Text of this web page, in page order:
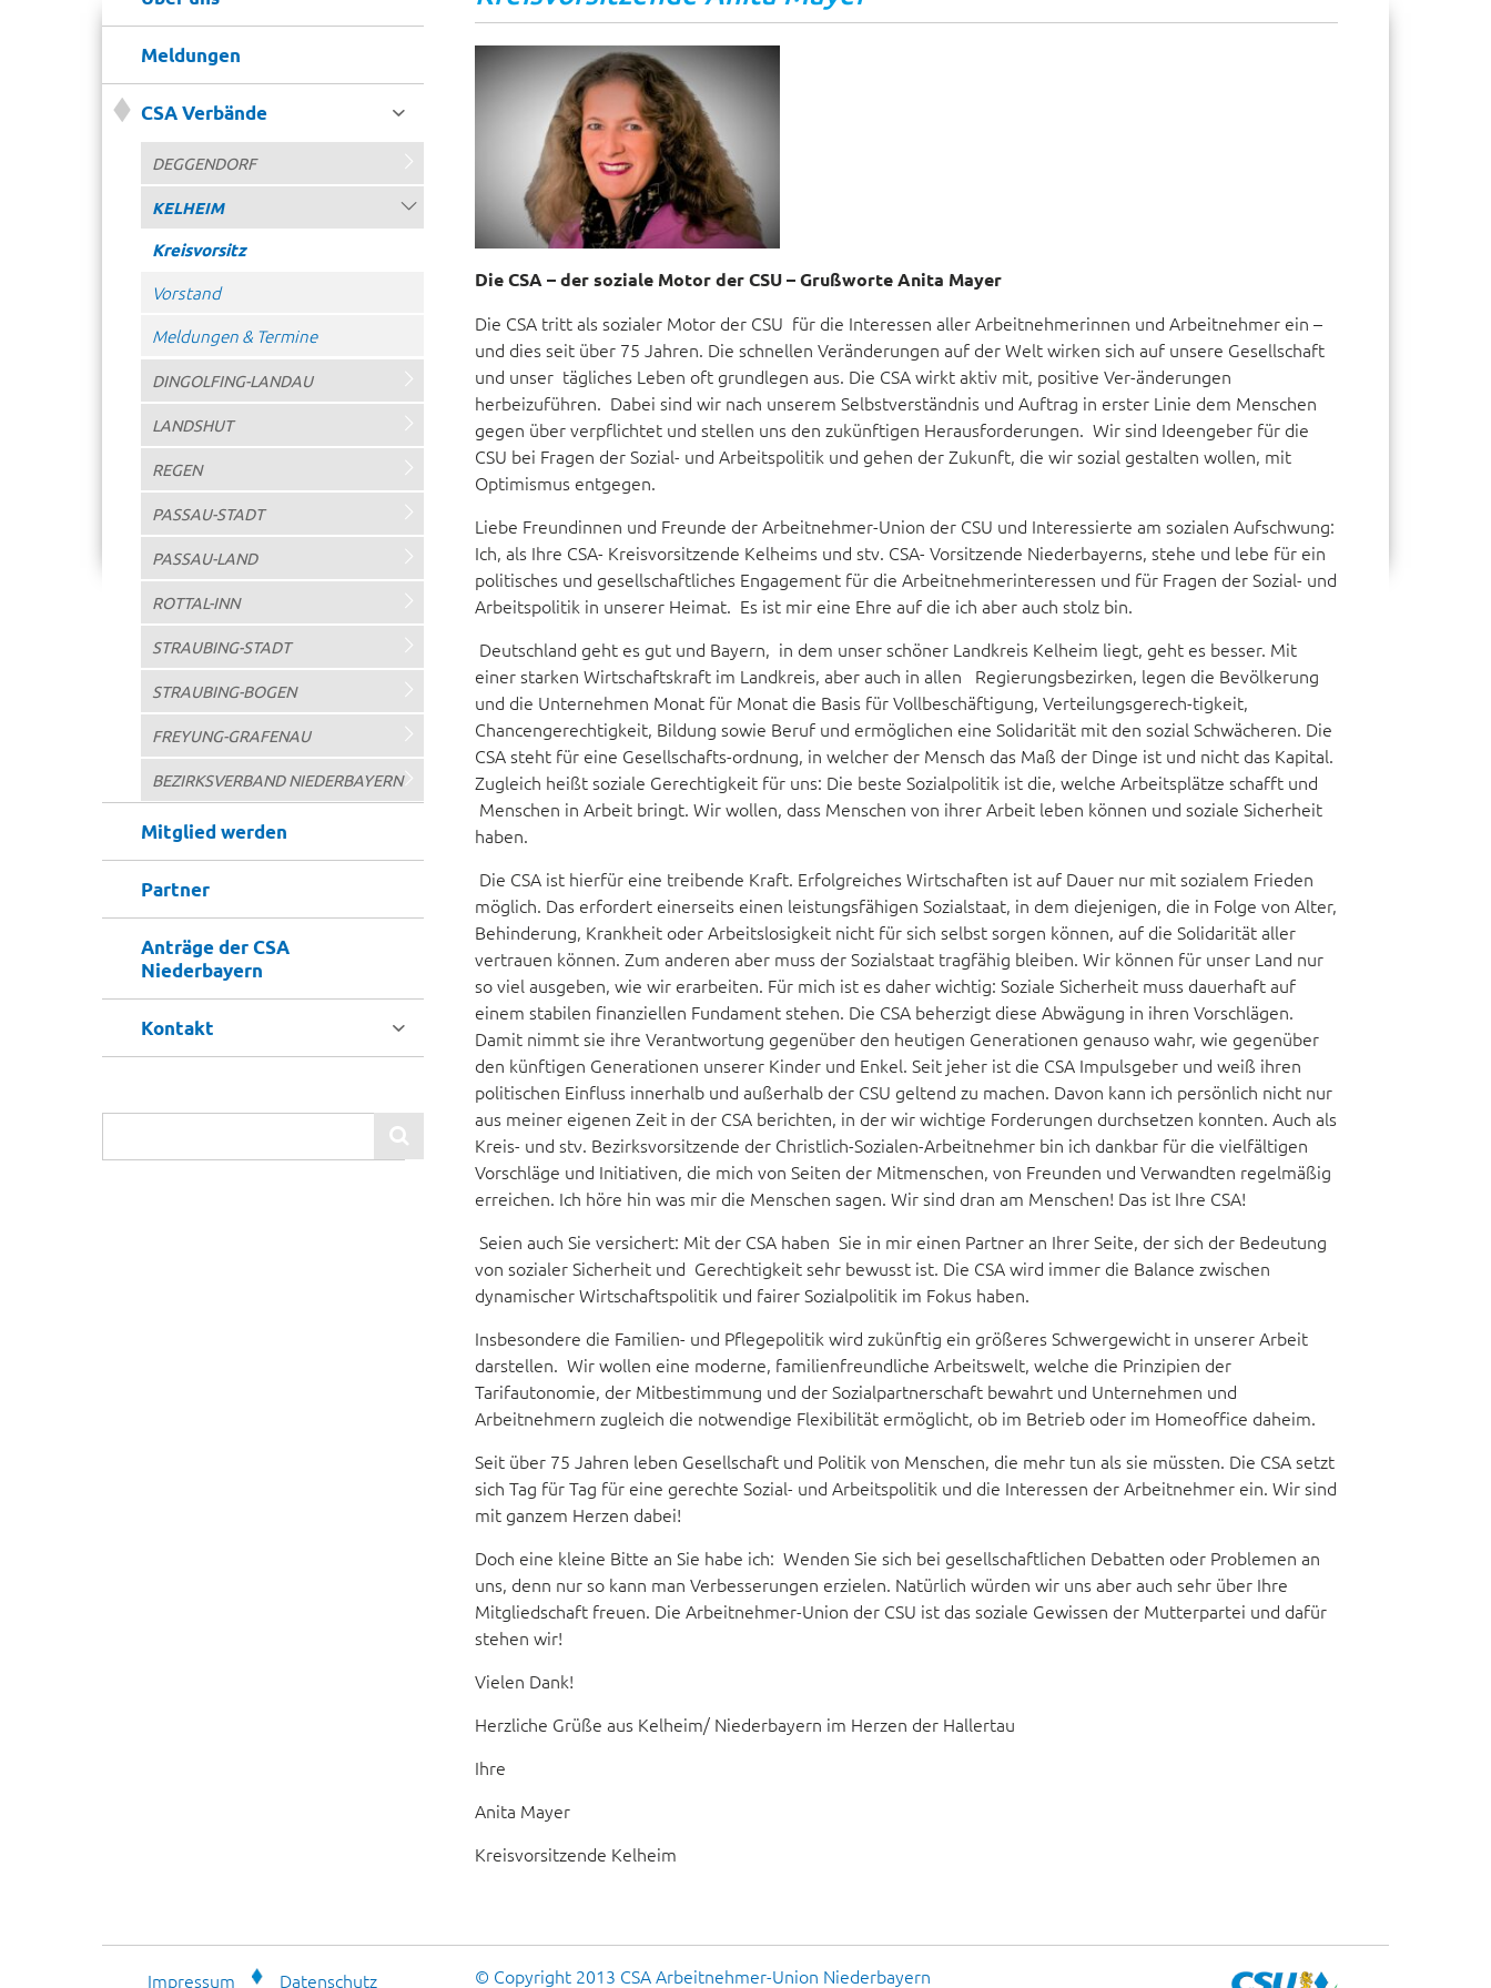
Meldungen
CSA Verbände
DEGGENDORF 
KELHEIM
Kreisvorsitz
Vorstand
Meldungen & Termine

DINGOLFING-LANDAU 
LANDSHUT 
REGEN 
PASSAU-STADT 
PASSAU-LAND 
ROTTAL-INN 
STRAUBING-STADT 
STRAUBING-BOGEN 
FREYUNG-GRAFENAU 
BEZIRKSVERBAND NIEDERBAYERN 

Mitglied werden
Partner
Anträge der CSA
Niederbayern
Kontakt 

Die CSA – der soziale Motor der CSU – Grußworte Anita Mayer
Die CSA tritt als sozialer Motor der CSU für die Interessen aller Arbeitnehmerinnen und Arbeitnehmer ein –
und dies seit über 75 Jahren. Die schnellen Veränderungen auf der Welt wirken sich auf unsere Gesellschaft
und unser tägliches Leben oft grundlegen aus. Die CSA wirkt aktiv mit, positive Ver-änderungen
herbeizuführen. Dabei sind wir nach unserem Selbstverständnis und Auftrag in erster Linie dem Menschen
gegen über verpflichtet und stellen uns den zukünftigen Herausforderungen. Wir sind Ideengeber für die
CSU bei Fragen der Sozial- und Arbeitspolitik und gehen der Zukunft, die wir sozial gestalten wollen, mit
Optimismus entgegen.
Liebe Freundinnen und Freunde der Arbeitnehmer-Union der CSU und Interessierte am sozialen Aufschwung:
Ich, als Ihre CSA- Kreisvorsitzende Kelheims und stv. CSA- Vorsitzende Niederbayerns, stehe und lebe für ein
politisches und gesellschaftliches Engagement für die Arbeitnehmerinteressen und für Fragen der Sozial- und
Arbeitspolitik in unserer Heimat. Es ist mir eine Ehre auf die ich aber auch stolz bin.
Deutschland geht es gut und Bayern, in dem unser schöner Landkreis Kelheim liegt, geht es besser. Mit
einer starken Wirtschaftskraft im Landkreis, aber auch in allen Regierungsbezirken, legen die Bevölkerung
und die Unternehmen Monat für Monat die Basis für Vollbeschäftigung, Verteilungsgerech-tigkeit,
Chancengerechtigkeit, Bildung sowie Beruf und ermöglichen eine Solidarität mit den sozial Schwächeren. Die
CSA steht für eine Gesellschafts-ordnung, in welcher der Mensch das Maß der Dinge ist und nicht das Kapital.
Zugleich heißt soziale Gerechtigkeit für uns: Die beste Sozialpolitik ist die, welche Arbeitsplätze schafft und
Menschen in Arbeit bringt. Wir wollen, dass Menschen von ihrer Arbeit leben können und soziale Sicherheit
haben.
Die CSA ist hierfür eine treibende Kraft. Erfolgreiches Wirtschaften ist auf Dauer nur mit sozialem Frieden
möglich. Das erfordert einerseits einen leistungsfähigen Sozialstaat, in dem diejenigen, die in Folge von Alter,
Behinderung, Krankheit oder Arbeitslosigkeit nicht für sich selbst sorgen können, auf die Solidarität aller
vertrauen können. Zum anderen aber muss der Sozialstaat tragfähig bleiben. Wir können für unser Land nur
so viel ausgeben, wie wir erarbeiten. Für mich ist es daher wichtig: Soziale Sicherheit muss dauerhaft auf
einem stabilen finanziellen Fundament stehen. Die CSA beherzigt diese Abwägung in ihren Vorschlägen.
Damit nimmt sie ihre Verantwortung gegenüber den heutigen Generationen genauso wahr, wie gegenüber
den künftigen Generationen unserer Kinder und Enkel. Seit jeher ist die CSA Impulsgeber und weiß ihren
politischen Einfluss innerhalb und außerhalb der CSU geltend zu machen. Davon kann ich persönlich nicht nur
aus meiner eigenen Zeit in der CSA berichten, in der wir wichtige Forderungen durchsetzen konnten. Auch als
Kreis- und stv. Bezirksvorsitzende der Christlich-Sozialen-Arbeitnehmer bin ich dankbar für die vielfältigen
Vorschläge und Initiativen, die mich von Seiten der Mitmenschen, von Freunden und Verwandten regelmäßig
erreichen. Ich höre hin was mir die Menschen sagen. Wir sind dran am Menschen! Das ist Ihre CSA!
Seien auch Sie versichert: Mit der CSA haben Sie in mir einen Partner an Ihrer Seite, der sich der Bedeutung
von sozialer Sicherheit und Gerechtigkeit sehr bewusst ist. Die CSA wird immer die Balance zwischen
dynamischer Wirtschaftspolitik und fairer Sozialpolitik im Fokus haben.
Insbesondere die Familien- und Pflegepolitik wird zukünftig ein größeres Schwergewicht in unserer Arbeit
darstellen. Wir wollen eine moderne, familienfreundliche Arbeitswelt, welche die Prinzipien der
Tarifautonomie, der Mitbestimmung und der Sozialpartnerschaft bewahrt und Unternehmen und
Arbeitnehmern zugleich die notwendige Flexibilität ermöglicht, ob im Betrieb oder im Homeoffice daheim.
Seit über 75 Jahren leben Gesellschaft und Politik von Menschen, die mehr tun als sie müssten. Die CSA setzt
sich Tag für Tag für eine gerechte Sozial- und Arbeitspolitik und die Interessen der Arbeitnehmer ein. Wir sind
mit ganzem Herzen dabei!
Doch eine kleine Bitte an Sie habe ich: Wenden Sie sich bei gesellschaftlichen Debatten oder Problemen an
uns, denn nur so kann man Verbesserungen erzielen. Natürlich würden wir uns aber auch sehr über Ihre
Mitgliedschaft freuen. Die Arbeitnehmer-Union der CSU ist das soziale Gewissen der Mutterpartei und dafür
stehen wir!
Vielen Dank!
Herzliche Grüße aus Kelheim/ Niederbayern im Herzen der Hallertau
Ihre
Anita Mayer
Kreisvorsitzende Kelheim
Impressum Datenschutz © Copyright 2013 CSA Arbeitnehmer-Union Niederbayern